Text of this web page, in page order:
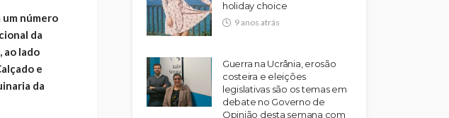
número
da
ao lado
e
da
holiday choice
9 anos atrás
Guerra na Ucrânia, erosão
costeira e eleições
legislativas são os temas em
debate no Governo de
Opinião desta semana com